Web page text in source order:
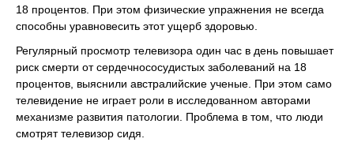
18 процентов. При этом физические упражнения не всегда
способны уравновесить этот ущерб здоровью.
Регулярный просмотр телевизора один час в день повышает
риск смерти от сердечнососудистых заболеваний на 18
процентов, выяснили австралийские ученые. При этом само
телевидение не играет роли в исследованном авторами
механизме развития патологии. Проблема в том, что люди
смотрят телевизор сидя.